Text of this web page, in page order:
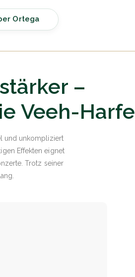
–
Veeh-Harfe
und unkompliziert
Effekten eignet
Trotz seiner
Ortega